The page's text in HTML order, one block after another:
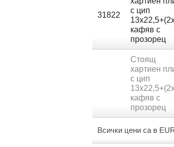
31822
с цип
кафяв с
прозорец
Стоящ
хартиен
с цип
кафяв с
прозорец
Всички цени са в